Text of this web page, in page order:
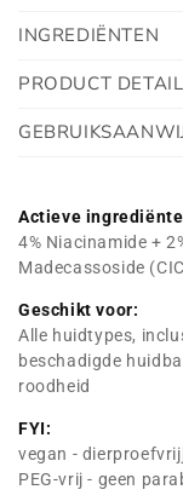
INGREDIËNTEN
PRODUCT
Actieve
4% Niacinamide +
Madecassoside
Geschikt voor:
Alle huidtypes,
beschadigde
roodheid
FYI:
vegan -
PEG-vrij - geen